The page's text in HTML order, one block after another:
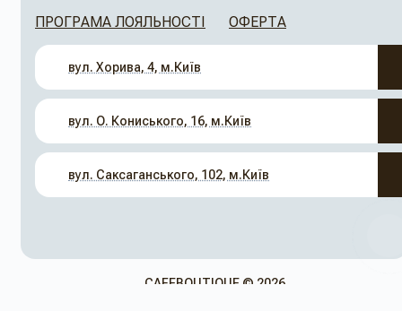
ПРОГРАМА ЛОЯЛЬНОСТІ
ОФЕРТА
вул. Хорива, 4, м.Київ
вул. О. Кониського, 16, м.Київ
вул. Саксаганського, 102, м.Київ
CAFEBOUTIQUE © 2026